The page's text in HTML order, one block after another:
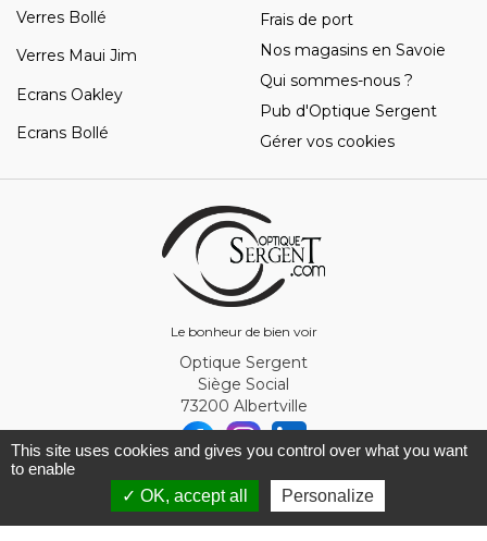
Le bonheur de bien voir
Verres Bollé
Verres Maui Jim
Ecrans Oakley
Ecrans Bollé
Frais de port
Nos magasins en Savoie
Qui sommes-nous ?
Pub d'Optique Sergent
Gérer vos cookies
Optique Sergent
Siège Social
73200 Albertville
© Optique Sergent 2026 - SIRET 32993919300010
This site uses cookies and gives you control over what you want
to enable
✓ OK, accept all
Personalize